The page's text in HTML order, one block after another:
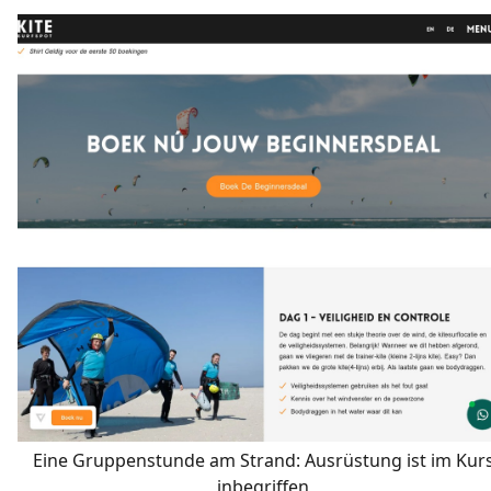
Eine Gruppenstunde am Strand: Ausrüstung ist im